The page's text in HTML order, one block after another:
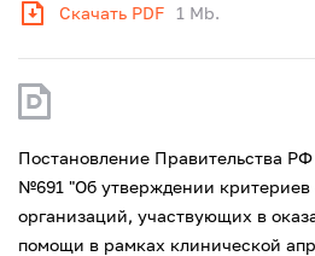
Скачать PDF 1 Mb.
Постановление Правительства
№691 "Об утверждении критериев
организаций, участвующих в
помощи в рамках клинической